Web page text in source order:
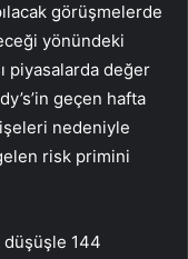
görüşmelerde
yönündeki
piyasalarda değer
geçen hafta
nedeniyle
risk primini
düşüşle 144